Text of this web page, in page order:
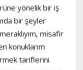
yönelik bir iş
bir şeyler
misafir
konuklarım
tariflerini